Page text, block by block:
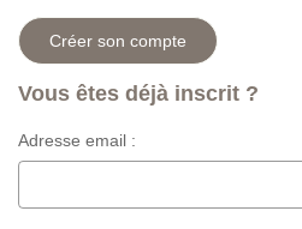
Créer son compte
Vous êtes déjà inscrit ?
Adresse email :